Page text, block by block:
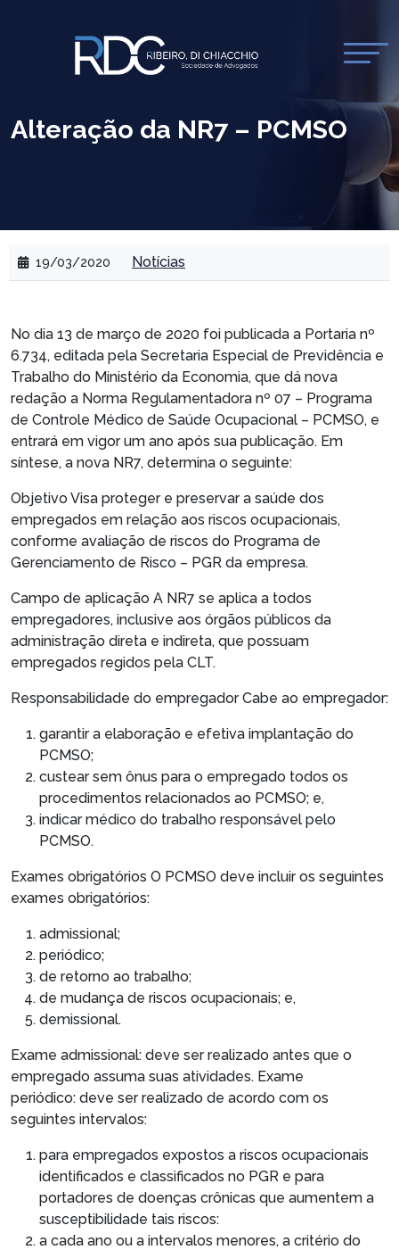
Alteração da NR7 – PCMSO
19/03/2020 Notícias
No dia 13 de março de 2020 foi publicada a Portaria nº
6.734, editada pela Secretaria Especial de Previdência e
Trabalho do Ministério da Economia, que dá nova
redação a Norma Regulamentadora nº 07 – Programa
de Controle Médico de Saúde Ocupacional – PCMSO, e
entrará em vigor um ano após sua publicação. Em
síntese, a nova NR7, determina o seguinte:
Objetivo Visa proteger e preservar a saúde dos
empregados em relação aos riscos ocupacionais,
conforme avaliação de riscos do Programa de
Gerenciamento de Risco – PGR da empresa.
Campo de aplicação A NR7 se aplica a todos
empregadores, inclusive aos órgãos públicos da
administração direta e indireta, que possuam
empregados regidos pela CLT.
Responsabilidade do empregadorCabe ao empregador:
garantir a elaboração e efetiva implantação do
PCMSO;
custear sem ônus para o empregado todos os
procedimentos relacionados ao PCMSO; e,
indicar médico do trabalho responsável pelo
PCMSO.
Exames obrigatórios O PCMSO deve incluir os seguintes
exames obrigatórios:
admissional;
periódico;
de retorno ao trabalho;
de mudança de riscos ocupacionais; e,
demissional.
Exame admissional: deve ser realizado antes que o
empregado assuma suas atividades. Exame
periódico: deve ser realizado de acordo com os
seguintes intervalos:
para empregados expostos a riscos ocupacionais
identificados e classificados no PGR e para
portadores de doenças crônicas que aumentem a
susceptibilidade tais riscos:
a cada ano ou a intervalos menores, a critério do